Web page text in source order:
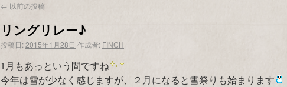
← 以前の投稿
リングリレー♪
投稿日:2015年1月28日 作成者: FINCH
1月もあっという間ですね
今年は雪が少なく感じますが、２月になると雪祭りも始まります